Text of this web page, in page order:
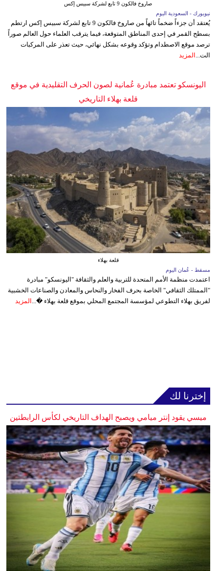
صاروخ فالكون 9 تابع لشركة سبيس إكس
نيويورك - السعودية اليوم
يُعتقد أن جزءاً ضخماً تائهاً من صاروخ فالكون 9 تابع لشركة سبيس إكس ارتطم
بسطح القمر في إحدى المناطق المتوقعة، فيما يترقب العلماء حول العالم صوراً
ترصد موقع الاصطدام وتؤكد وقوعه بشكل نهائي، حيث تعذر على المركبات
الت... المزيد
اليونسكو تعتمد مبادرة عُمانية لصون الحرف التقليدية في موقع
قلعة بهلاء التاريخي
قلعة بهلاء
مسقط - عُمان اليوم
اعتمدت منظمة الأمم المتحدة للتربية والعلم والثقافة "اليونسكو" مبادرة
"الممتلك الثقافي" الخاصة بحرف الفخار والنحاس والمعادن والصناعات الخشبية
لفريق بهلاء التطوعي لمؤسسة المجتمع المحلي بموقع قلعة بهلاء �... المزيد
إخترنا لك
ميسي يقود إنتر ميامي ويصبح الهداف التاريخي لكأس الرابطتين